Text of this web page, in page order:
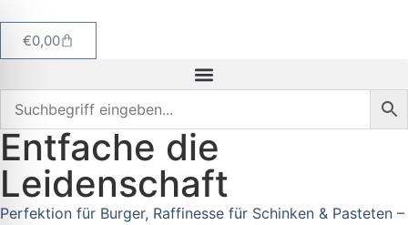
€0,00
Entfache die
Leidenschaft
Perfektion für Burger, Raffinesse für Schinken & Pasteten –